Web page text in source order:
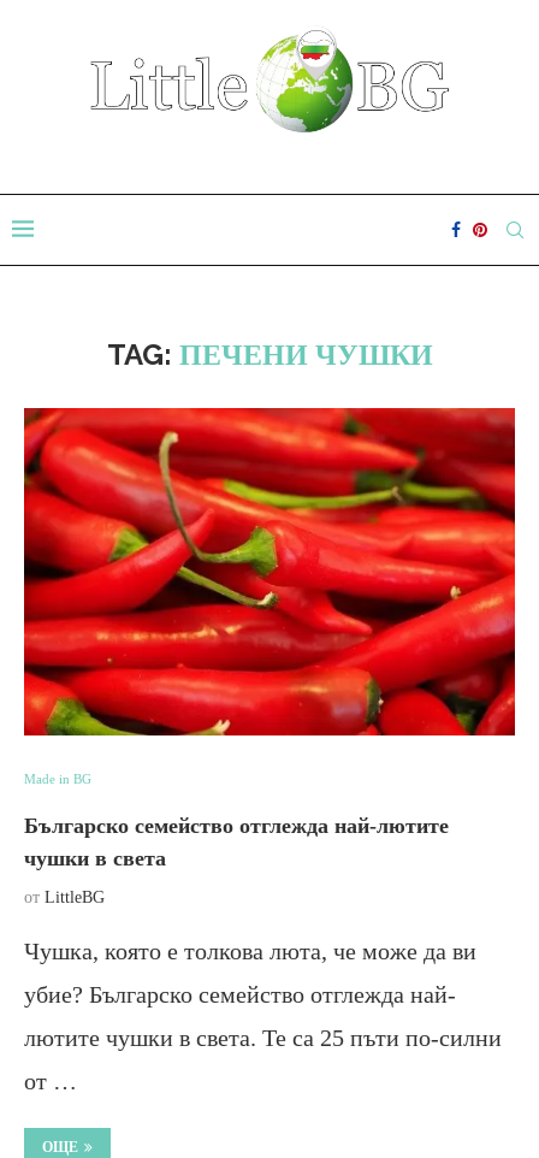
TAG: ПЕЧЕНИ ЧУШКИ
Made in BG
Българско семейство отглежда най-лютите
чушки в света
от LittleBG
Чушка, която е толкова люта, че може да ви
убие? Българско семейство отглежда най-
лютите чушки в света. Те са 25 пъти по-силни
от …
ОЩЕ